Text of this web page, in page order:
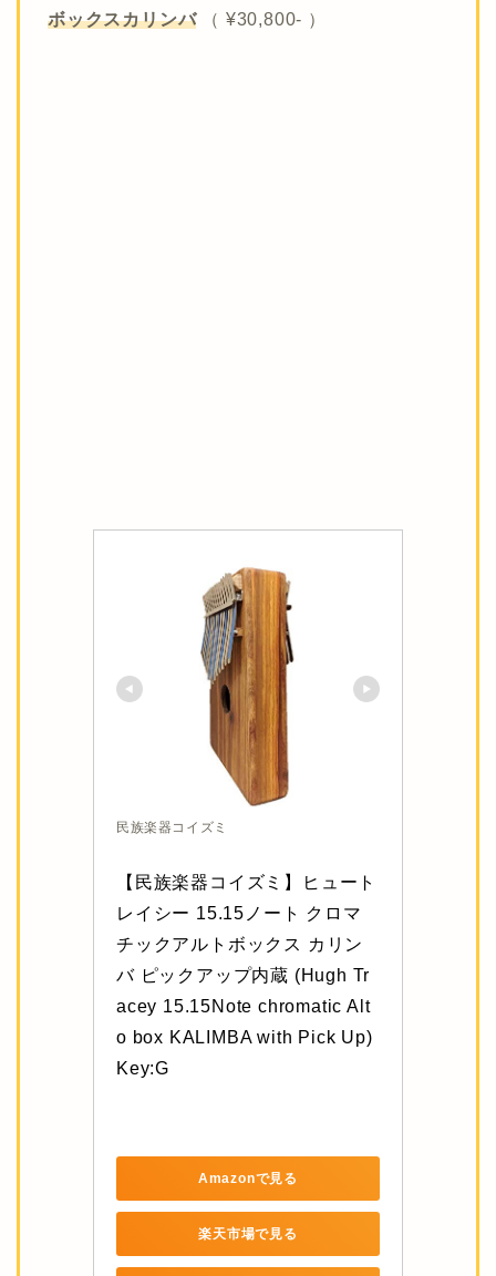
ボックスカリンバ（ ¥30,800- ）
民族楽器コイズミ
【民族楽器コイズミ】ヒュート
レイシー 15.15ノート クロマ
チックアルトボックス カリン
バ ピックアップ内蔵 (Hugh Tr
acey 15.15Note chromatic Alt
o box KALIMBA with Pick Up)
Key:G
Amazonで見る
楽天市場で見る